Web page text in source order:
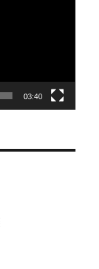
03:40